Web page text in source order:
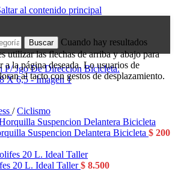
al contenido principal
Buscar
Cuando hay resultados
utilizar las flechas de arriba y abajo para
a la página deseada. Lo usuarios de
al tacto con gestos de desplazamiento.
/ Ciclismo
Suspencion Delantera Bicicleta $ 200
20 L. Ideal Taller$ 8.500